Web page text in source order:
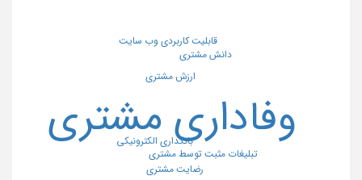
وفاداری مشتری
ارزش مشتری
بانکداری الکترونیکی
تبلیغات مثبت توسط مشتری
دانش مشتری
رضایت مشتری
قابلیت کاربردی وب سایت